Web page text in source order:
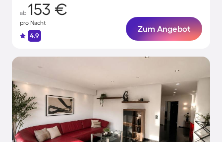
ab 153 €
pro Nacht
4.9
Zum Angebot